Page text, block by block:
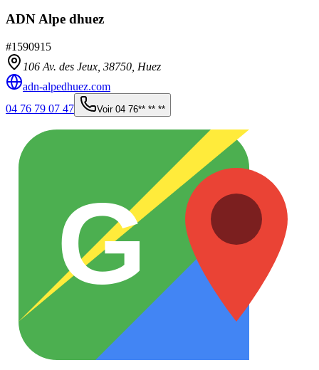
ADN Alpe dhuez
#1590915
106 Av. des Jeux, 38750 Huez
adn-alpedhuez.com
04 76 79 07 47
Voir 04 76** ** **
G